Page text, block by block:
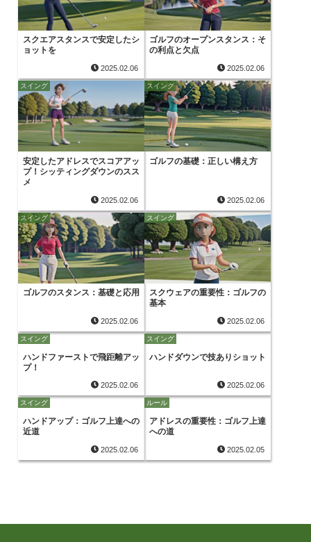
スクエアスタンスで安定したシ
ョットを
2025.02.06
ゴルフのオープンスタンス：そ
の利点と欠点
2025.02.06
スイング
安定したアドレスでスコアアッ
プ！シッティングダウンのスス
メ
2025.02.06
スイング
ゴルフの基礎：正しい構え方
2025.02.06
スイング
ゴルフのスタンス：基礎と応用
2025.02.06
スイング
スクウェアの重要性：ゴルフの
基本
2025.02.06
スイング
ハンドファーストで飛距離アッ
プ！
2025.02.06
スイング
ハンドダウンで技ありショット
2025.02.06
スイング
ハンドアップ：ゴルフ上達への
近道
2025.02.06
ルール
アドレスの重要性：ゴルフ上達
への道
2025.02.05